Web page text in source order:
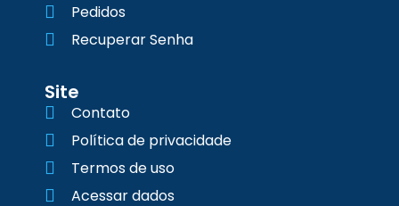
Pedidos
Recuperar Senha
Site
Contato
Política de privacidade
Termos de uso
Acessar dados